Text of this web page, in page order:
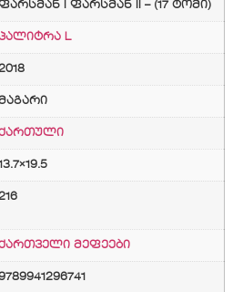
I ფარსმან II – (17 ტომი)
L
მეფეები